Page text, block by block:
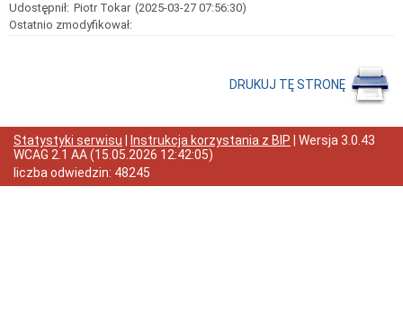
Publiczne
Sprawozdania
2
w
Bolesławcu
RODO
Udostępnił: Piotr Tokar (2025-03-27 07:56:30)
Ostatnio zmodyfikował:
DRUKUJ TĘ STRONĘ
Statystyki serwisu Instrukcja korzystania z BIP | Wersja 3.0.43
WCAG 2.1 AA(15.05.2026 12:42:05)
liczba odwiedzin: 48245